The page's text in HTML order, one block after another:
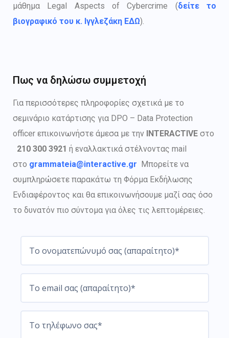
μάθημα Legal Aspects of Cybercrime (δείτε το
βιογραφικό του κ. Ιγγλεζάκη ΕΔΩ).
Πως να δηλώσω συμμετοχή
Για περισσότερες πληροφορίες σχετικά με το
σεμινάριο κατάρτισης για DPO – Data Protection
officer επικοινωνήστε άμεσα με την INTERACTIVE στο
210 300 3921 ή εναλλακτικά στέλνοντας mail
στο grammateia@interactive.gr Μπορείτε να
συμπληρώσετε παρακάτω τη Φόρμα Εκδήλωσης
Ενδιαφέροντος και θα επικοινωνήσουμε μαζί σας όσο
το δυνατόν πιο σύντομα για όλες τις λεπτομέρειες.